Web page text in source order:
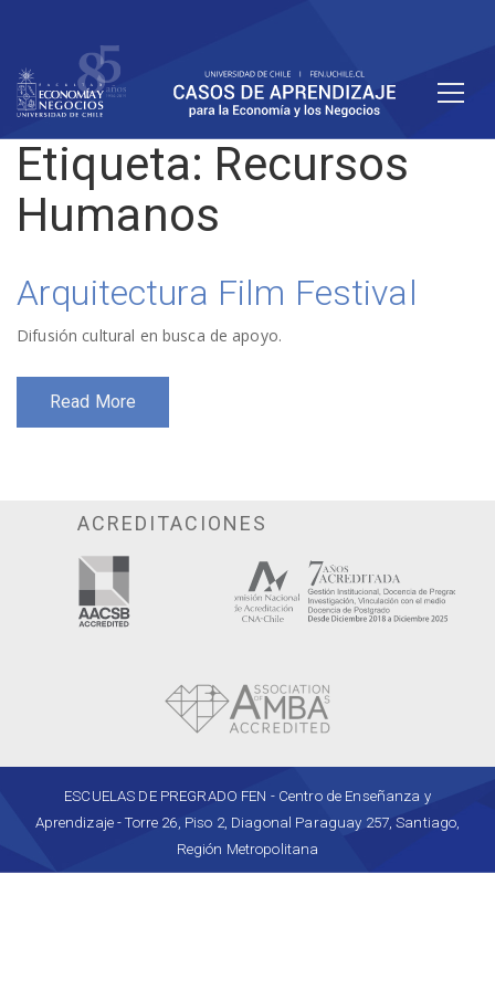
Etiqueta: Recursos
Humanos
Arquitectura Film Festival
Difusión cultural en busca de apoyo.
Read More
ACREDITACIONES
ESCUELAS DE PREGRADO FEN - Centro de Enseñanza y
Aprendizaje - Torre 26, Piso 2, Diagonal Paraguay 257, Santiago,
Región Metropolitana